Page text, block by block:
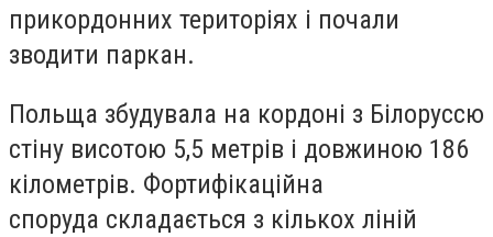
прикордонних територіях і почали
зводити паркан.
Польща збудувала на кордоні з Білоруссю
стіну висотою 5,5 метрів і довжиною 186
кілометрів. Фортифікаційна
споруда складається з кількох ліній